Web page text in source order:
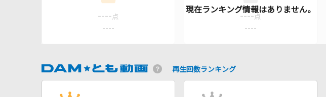
---- 点
----
---- 点
----
再生回数ランキング